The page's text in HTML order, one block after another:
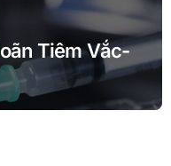
Tiêm Vắc-